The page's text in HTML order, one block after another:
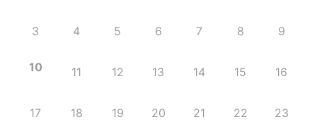
3 4 5 6 7 8 9
10 11 12 13 14 15 16
17 18 19 20 21 22 23